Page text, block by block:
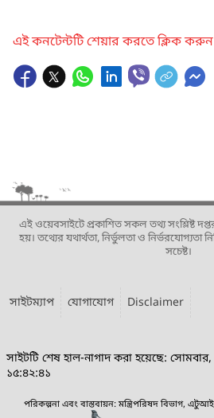
এই কনটেন্টটি শেয়ার করতে ক্লিক করুন
এই ওয়েবসাইটে প্রকাশিত সকল তথ্য সংশ্লিষ্ট
হয়। তথ্যের যথার্থতা, নির্ভুলতা ও নির্ভরযোগ্যতা
সচেষ্ট।
সাইটম্যাপ যোগাযোগ Disclaimer
সাইটটি শেষ হাল-নাগাদ করা হয়েছে:
১৫:৪২:৪১
পরিকল্পনা এবং বাস্তবায়ন: মন্ত্রিপরিষদ বিভাগ,